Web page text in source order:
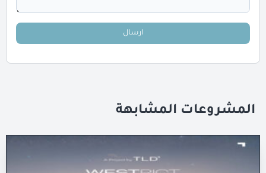
ارسال
المشروعات المشابهة